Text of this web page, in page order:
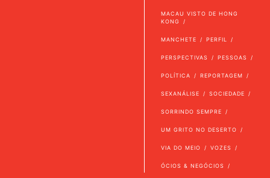
MACAU VISTO DE HONG
KONG
MANCHETE PERFIL
PERSPECTIVAS PESSOAS
POLÍTICA REPORTAGEM
SEXANÁLISE SOCIEDADE
SORRINDO SEMPRE
UM GRITO NO DESERTO
VIA DO MEIO VOZES
ÓCIOS & NEGÓCIOS